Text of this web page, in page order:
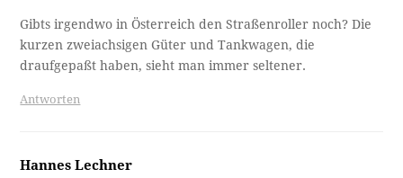
Gibts irgendwo in Österreich den Straßenroller noch? Die
kurzen zweiachsigen Güter und Tankwagen, die
draufgepaßt haben, sieht man immer seltener.
Antworten
Hannes Lechner